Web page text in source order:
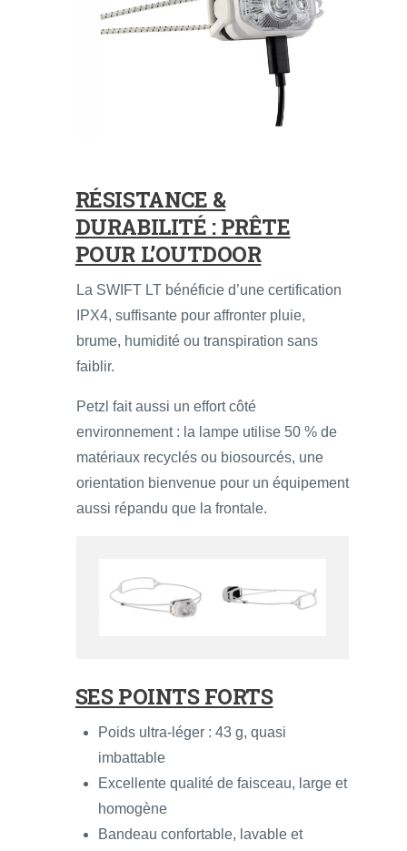
RÉSISTANCE &
DURABILITÉ : PRÊTE
POUR L’OUTDOOR
La SWIFT LT bénéficie d’une certification
IPX4, suffisante pour affronter pluie,
brume, humidité ou transpiration sans
faiblir.
Petzl fait aussi un effort côté
environnement : la lampe utilise 50 % de
matériaux recyclés ou biosourcés, une
orientation bienvenue pour un équipement
aussi répandu que la frontale.
SES POINTS FORTS
Poids ultra-léger : 43 g, quasi
imbattable
Excellente qualité de faisceau, large et
homogène
Bandeau confortable, lavable et